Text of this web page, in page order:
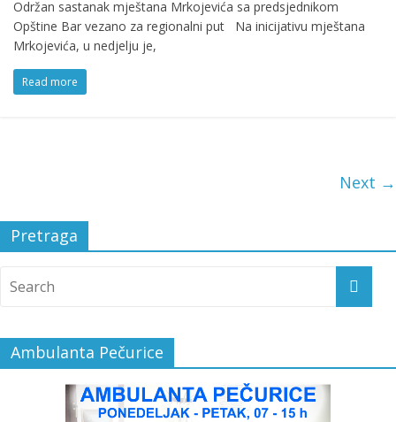
Održan sastanak mještana Mrkojevića sa predsjednikom
Opštine Bar vezano za regionalni put Na inicijativu mještana
Mrkojevića, u nedjelju je,
Read more
Next →
Pretraga
Ambulanta Pečurice